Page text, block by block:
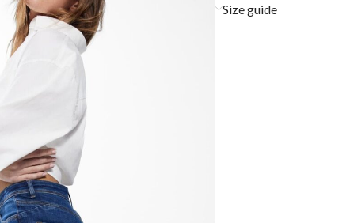
Size guide